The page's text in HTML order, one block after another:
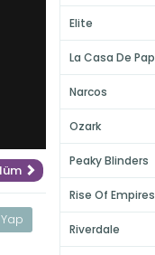
Elite
La Casa De
Narcos
Ozark
Peaky Blinders
Rise Of
Riverdale